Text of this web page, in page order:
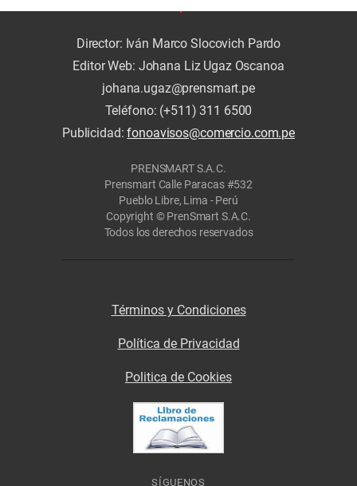
Director: Iván Marco Slocovich Pardo
Editor Web: Johana Liz Ugaz Oscanoa
johana.ugaz@prensmart.pe
Teléfono: (+511) 311 6500
Publicidad:fonoavisos@comercio.com.pe
PRENSMART S.A.C.
Prensmart Calle Paracas #532
Pueblo Libre, Lima - Perú
Copyright © PrenSmart S.A.C.
Todos los derechos reservados
Términos y Condiciones
Política de Privacidad
Politica de Cookies
SÍGUENOS